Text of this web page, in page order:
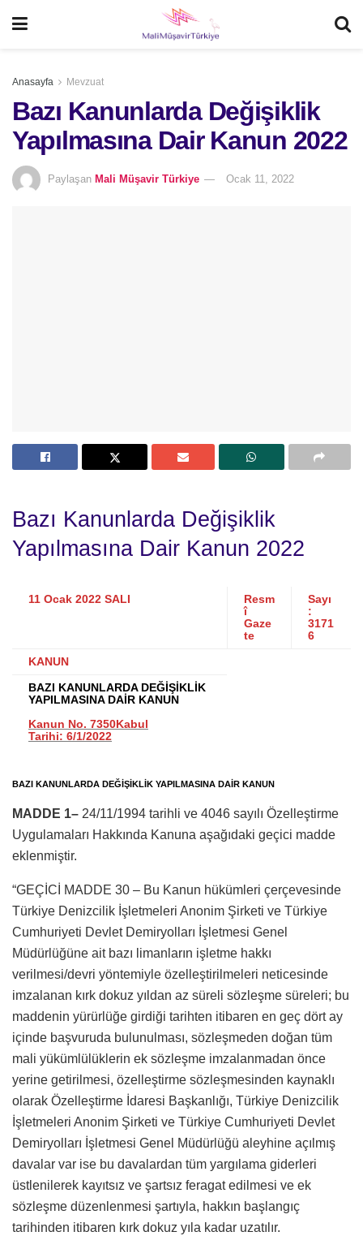
Anasayfa Mevzuat
Bazı Kanunlarda Değişiklik
Yapılmasına Dair Kanun 2022
Paylaşan Mali Müşavir Türkiye Ocak 11, 2022
Bazı Kanunlarda Değişiklik
Yapılmasına Dair Kanun 2022
11 Ocak 2022 SALI
Resm
î
Gaze
te
Sayı
:
3171
6
KANUN
BAZI KANUNLARDA DEĞİŞİKLİK
YAPILMASINA DAİR KANUN
Kanun No. 7350Kabul
Tarihi: 6/1/2022
BAZI KANUNLARDA DEĞİŞİKLİK YAPILMASINA DAİR KANUN
MADDE 1– 24/11/1994 tarihli ve 4046 sayılı Özelleştirme
Uygulamaları Hakkında Kanuna aşağıdaki geçici madde
eklenmiştir.
“GEÇİCİ MADDE 30 – Bu Kanun hükümleri çerçevesinde
Türkiye Denizcilik İşletmeleri Anonim Şirketi ve Türkiye
Cumhuriyeti Devlet Demiryolları İşletmesi Genel
Müdürlüğüne ait bazı limanların işletme hakkı
verilmesi/devri yöntemiyle özelleştirilmeleri neticesinde
imzalanan kırk dokuz yıldan az süreli sözleşme süreleri; bu
maddenin yürürlüğe girdiği tarihten itibaren en geç dört ay
içinde başvuruda bulunulması, sözleşmeden doğan tüm
mali yükümlülüklerin ek sözleşme imzalanmadan önce
yerine getirilmesi, özelleştirme sözleşmesinden kaynaklı
olarak Özelleştirme İdaresi Başkanlığı, Türkiye Denizcilik
İşletmeleri Anonim Şirketi ve Türkiye Cumhuriyeti Devlet
Demiryolları İşletmesi Genel Müdürlüğü aleyhine açılmış
davalar var ise bu davalardan tüm yargılama giderleri
üstlenilerek kayıtsız ve şartsız feragat edilmesi ve ek
sözleşme düzenlenmesi şartıyla, hakkın başlangıç
tarihinden itibaren kırk dokuz yıla kadar uzatılır.